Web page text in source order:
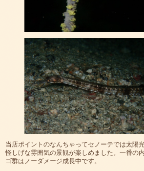
当店ポイントのなんちゃってセノーテでは太陽
怪しげな雰囲気の景観が楽しめました。一番の
ゴ群はノーダメージ成長中です。